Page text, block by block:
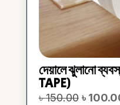
দেয়ালে ঝুলানো
TAPE)
৳150.00 Original
৳